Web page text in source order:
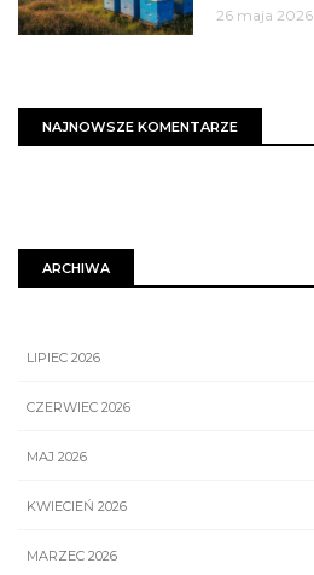
26 maja 2026
NAJNOWSZE KOMENTARZE
ARCHIWA
LIPIEC 2026
CZERWIEC 2026
MAJ 2026
KWIECIEŃ 2026
MARZEC 2026